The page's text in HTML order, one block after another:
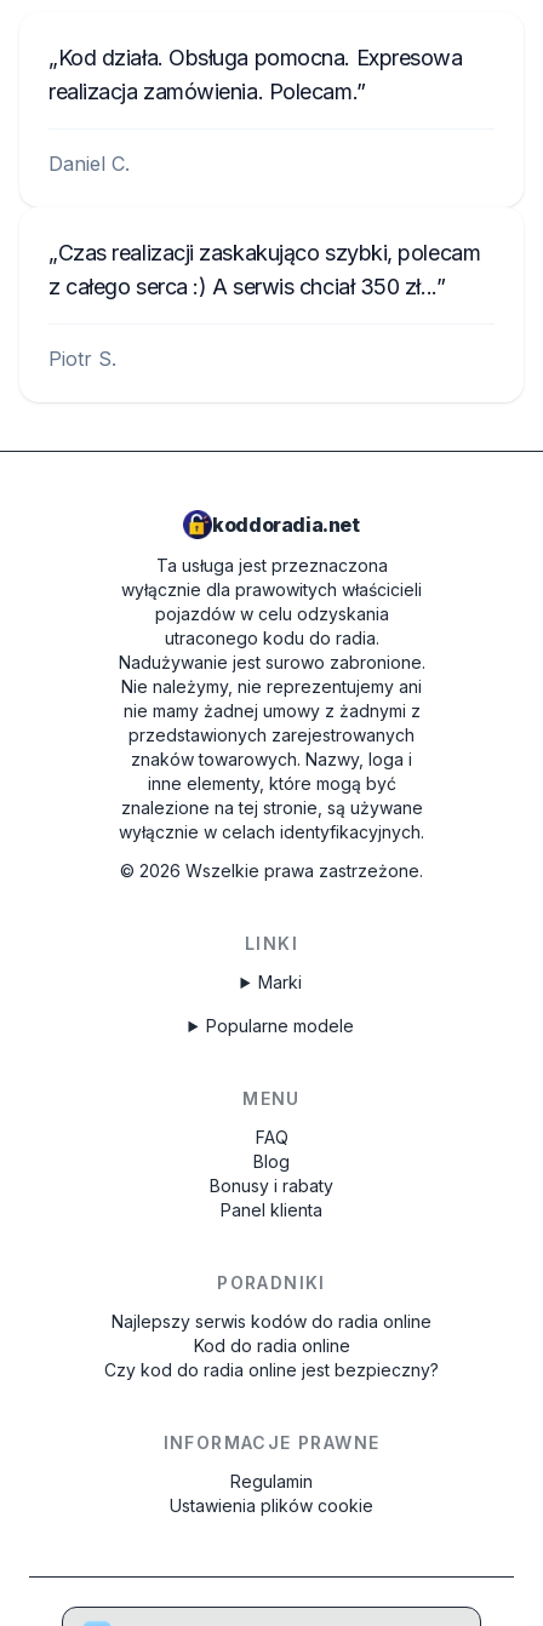
Kod działa. Obsługa pomocna. Expresowa
realizacja zamówienia. Polecam.
Daniel C.
Czas realizacji zaskakująco szybki, polecam
z całego serca :) A serwis chciał 350 zł...
Piotr S.
koddoradia.net
Ta usługa jest przeznaczona
wyłącznie dla prawowitych właścicieli
pojazdów w celu odzyskania
utraconego kodu do radia.
Nadużywanie jest surowo zabronione.
Nie należymy, nie reprezentujemy ani
nie mamy żadnej umowy z żadnymi z
przedstawionych zarejestrowanych
znaków towarowych. Nazwy, loga i
inne elementy, które mogą być
znalezione na tej stronie, są używane
wyłącznie w celach identyfikacyjnych.
© 2026 Wszelkie prawa zastrzeżone.
LINKI
Marki
Popularne modele
MENU
FAQ
Blog
Bonusy i rabaty
Panel klienta
PORADNIKI
Najlepszy serwis kodów do radia online
Kod do radia online
Czy kod do radia online jest bezpieczny?
INFORMACJE PRAWNE
Regulamin
Ustawienia plików cookie